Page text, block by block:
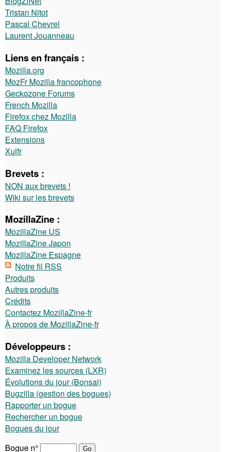
Tristan Nitot
Pascal Chevrel
Laurent Jouanneau
Liens en français :
Mozilla.org
MozFr Mozilla francophone
Geckozone Forums
French Mozilla
Firefox chez Mozilla
FAQ Firefox
Extensions
Xulfr
Brevets :
NON aux brevets !
Wiki sur les brevets
MozillaZine :
MozillaZine US
MozillaZine Japon
MozillaZine Espagne
Notre fil RSS
Produits
Autres produits
Crédits
Contactez MozillaZine-fr
À propos de MozillaZine-fr
Développeurs :
Mozilla Developer Network
Examinez les sources (LXR)
Évolutions du jour (Bonsai)
Bugzilla (gestion des bogues)
Rapporter un bogue
Rechercher un bogue
Bogues du jour
Bogue n°